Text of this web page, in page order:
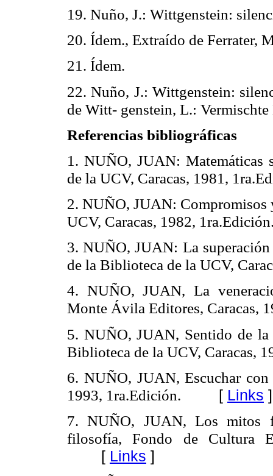
19. Nuño, J.: Wittgenstein:
20. Ídem., Extraído de Ferrater,
21. Ídem.
22. Nuño, J.: Wittgenstein:
de Witt- genstein, L.: Vermischte
Referencias bibliográficas
1. NUÑO, JUAN: Matemáticas
de la UCV, Caracas, 1981,
2. NUÑO, JUAN: Compromisos
UCV, Caracas, 1982,
3. NUÑO, JUAN: La
de la Biblioteca de la UCV,
4. NUÑO, JUAN, La
Monte Ávila Editores, Caracas,
5. NUÑO, JUAN, Sentido de
Biblioteca de la UCV, Caracas,
6. NUÑO, JUAN, Escuchar
1993, 1ra.Edición.
[ Links ]
7. NUÑO, JUAN, Los mitos
filosofía, Fondo de Cultura
[ Links ]